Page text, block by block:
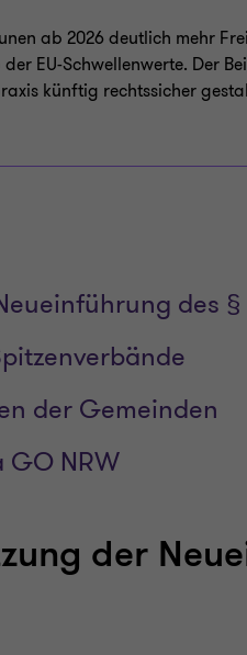
ab 2026 deutlich mehr
EU-Schwellenwerte. Der
künftig rechtssicher
des §
der Gemeinden
GO NRW
der